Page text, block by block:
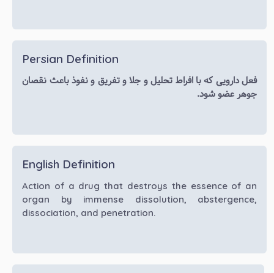
Persian Definition
فعل دارویی که با افراط تحلیل و جلا و تفریق و نفوذ باعث نقصان
جوهر عضو شود.
English Definition
Action of a drug that destroys the essence of an
organ by immense dissolution, abstergence,
dissociation, and penetration.